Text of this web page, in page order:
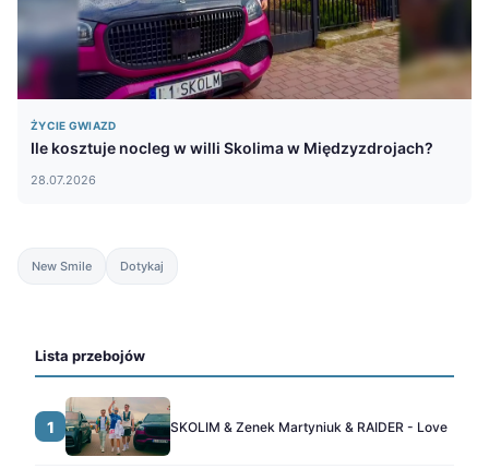
ŻYCIE GWIAZD
Ile kosztuje nocleg w willi Skolima w Międzyzdrojach?
28.07.2026
New Smile Dotykaj
Lista przebojów
1 SKOLIM & Zenek Martyniuk & RAIDER - Love